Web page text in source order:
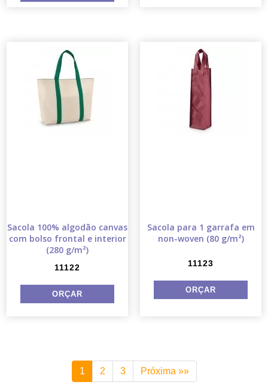
Sacola 100% algodão canvas
com bolso frontal e interior
(280 g/m²)
11122
Sacola para 1 garrafa em
non-woven (80 g/m²)
11123
1 2 3 Próxima »»